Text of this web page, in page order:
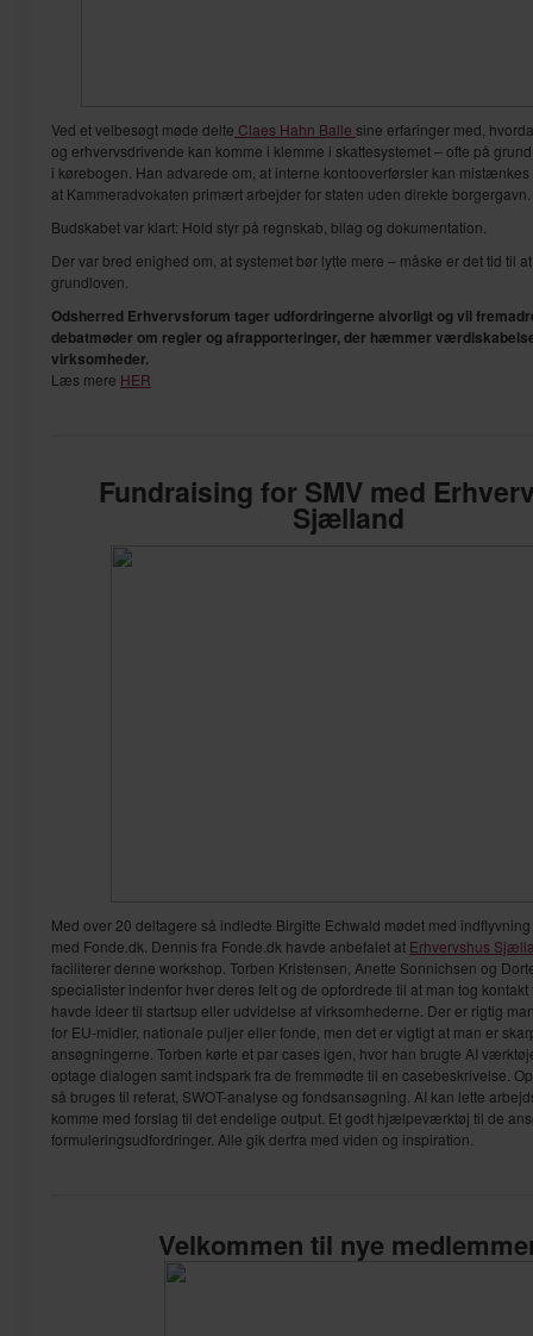
Ved et velbesøgt møde delte Claes Hahn Balle sine erfaringer med,
og erhvervsdrivende kan komme i klemme i skattesystemet – ofte på
i kørebogen. Han advarede om, at interne kontooverførsler kan
at Kammeradvokaten primært arbejder for staten uden direkte borgergavn.
Budskabet var klart: Hold styr på regnskab, bilag og dokumentation.
Der var bred enighed om, at systemet bør lytte mere – måske er det tid til
grundloven.
Odsherred Erhvervsforum tager udfordringerne alvorligt og vil
debatmøder om regler og afrapporteringer, der hæmmer
virksomheder.
Læs mere HER
Fundraising for SMV med
Sjælland
Med over 20 deltagere så indledte Birgitte Echwald mødet med
med Fonde.dk. Dennis fra Fonde.dk havde anbefalet at Erhvervshus
faciliterer denne workshop. Torben Kristensen, Anette Sonnichsen og
specialister indenfor hver deres felt og de opfordrede til at man tog
havde ideer til startsup eller udvidelse af virksomhederne. Der er rigtig
for EU-midler, nationale puljer eller fonde, men det er vigtigt at man er
ansøgningerne. Torben kørte et par cases igen, hvor han brugte AI
optage dialogen samt indspark fra de fremmødte til en casebeskrivelse.
så bruges til referat, SWOT-analyse og fondsansøgning. AI kan lette
komme med forslag til det endelige output. Et godt hjælpeværktøj til de
formuleringsudfordringer. Alle gik derfra med viden og inspiration.
Velkommen til nye